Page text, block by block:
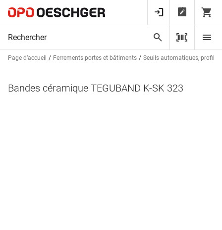
Page d’accueil Ferrements portes et bâtiments Seuils automatiques, profils
Bandes céramique TEGUBAND K-SK 323